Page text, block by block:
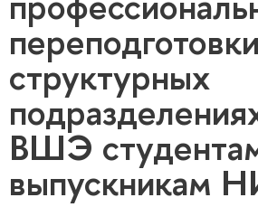
структурных
ВШЭ
выпускникам